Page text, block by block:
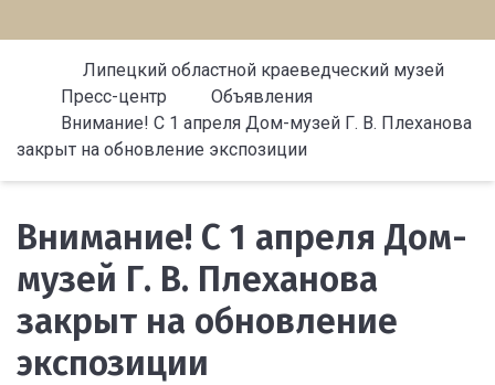
Липецкий областной краеведческий музей
Пресс-центр
Объявления
Внимание! С 1 апреля Дом-музей Г. В. Плеханова
закрыт на обновление экспозиции
Внимание! С 1 апреля Дом-
музей Г. В. Плеханова
закрыт на обновление
экспозиции